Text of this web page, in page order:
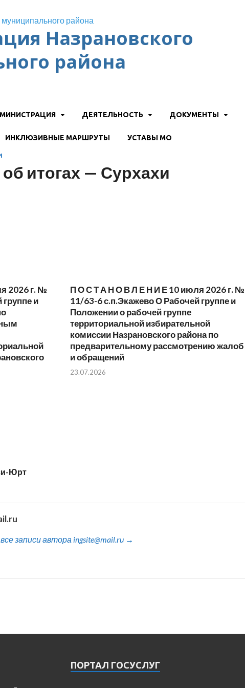
Назрановского
района
ДЕЯТЕЛЬНОСТЬ ДОКУМЕНТЫ
ИНКЛЮЗИВНЫЕ МАРШРУТЫ УСТАВЫ МО
итогах — Сурхахи
2026 г. №
и
П О С Т А Н О В Л Е Н И Е 10 июля 2026 г. №
11/63-6 с.п.Экажево О Рабочей группе и
Положении о рабочей группе
территориальной избирательной
комиссии Назрановского района по
предварительному рассмотрению жалоб
и обращений
23.07.2026
Юрт
записи автора ingsite@mail.ru →
ПОРТАЛ ГОСУСЛУГ